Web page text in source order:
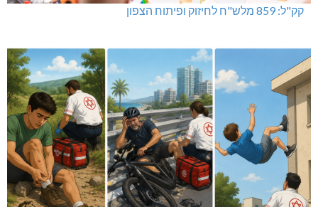
קק"ל: 859 מלש"ח לחיזוק ופיתוח הצפון